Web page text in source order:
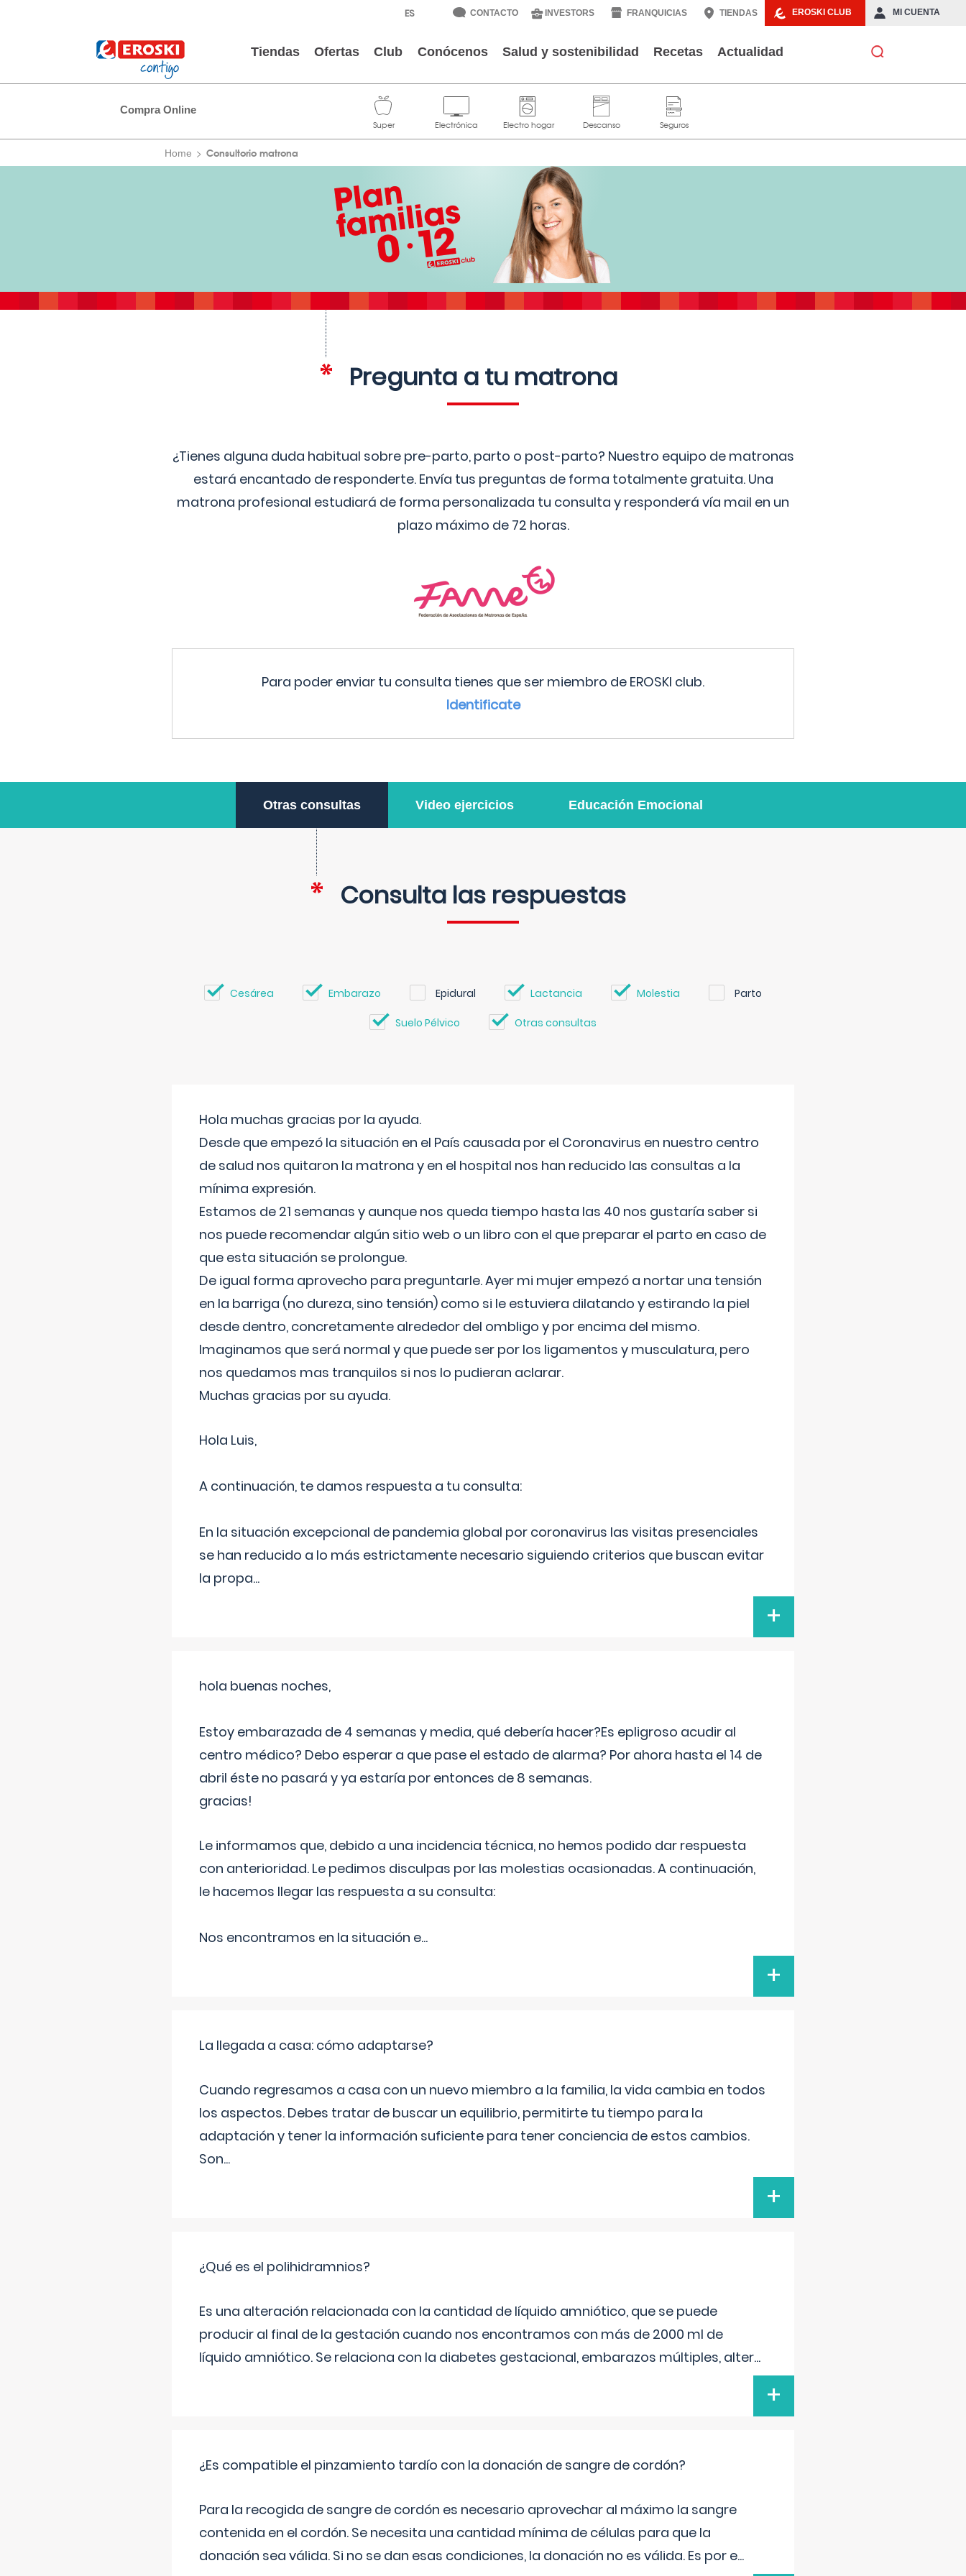
EROSKI CLUB MI CUENTA
CONTACTO INVESTORS FRANQUICIAS TIENDAS
Tiendas Ofertas Club Conócenos Salud y sostenibilidad Recetas Actualidad
Compra Online
Home Consultorio matrona
Pregunta a tu matrona
¿Tienes alguna duda habitual sobre pre-parto, parto o post-parto? Nuestro equipo de matronas
estará encantado de responderte. Envía tus preguntas de forma totalmente gratuita. Una
matrona profesional estudiará de forma personalizada tu consulta y responderá vía mail en un
plazo máximo de 72 horas.
Para poder enviar tu consulta tienes que ser miembro de EROSKI club.
Identificate
Otras consultas Video ejercicios Educación Emocional
Consulta las respuestas
Cesárea Embarazo Epidural Lactancia Molestia Parto
Suelo Pélvico Otras consultas
Hola muchas gracias por la ayuda.
Desde que empezó la situación en el País causada por el Coronavirus en nuestro centro
de salud nos quitaron la matrona y en el hospital nos han reducido las consultas a la
mínima expresión.
Estamos de 21 semanas y aunque nos queda tiempo hasta las 40 nos gustaría saber si
nos puede recomendar algún sitio web o un libro con el que preparar el parto en caso de
que esta situación se prolongue.
De igual forma aprovecho para preguntarle. Ayer mi mujer empezó a nortar una tensión
en la barriga (no dureza, sino tensión) como si le estuviera dilatando y estirando la piel
desde dentro, concretamente alrededor del ombligo y por encima del mismo.
Imaginamos que será normal y que puede ser por los ligamentos y musculatura, pero
nos quedamos mas tranquilos si nos lo pudieran aclarar.
Muchas gracias por su ayuda.
Hola Luis,
A continuación, te damos respuesta a tu consulta:
En la situación excepcional de pandemia global por coronavirus las visitas presenciales
se han reducido a lo más estrictamente necesario siguiendo criterios que buscan evitar
la propa...
+
hola buenas noches,
Estoy embarazada de 4 semanas y media, qué debería hacer?Es epligroso acudir al
centro médico? Debo esperar a que pase el estado de alarma? Por ahora hasta el 14 de
abril éste no pasará y ya estaría por entonces de 8 semanas.
gracias!
Le informamos que, debido a una incidencia técnica, no hemos podido dar respuesta
con anterioridad. Le pedimos disculpas por las molestias ocasionadas. A continuación,
le hacemos llegar las respuesta a su consulta:
Nos encontramos en la situación e...
+
La llegada a casa: cómo adaptarse?
Cuando regresamos a casa con un nuevo miembro a la familia, la vida cambia en todos
los aspectos. Debes tratar de buscar un equilibrio, permitirte tu tiempo para la
adaptación y tener la información suficiente para tener conciencia de estos cambios.
Son...
+
¿Qué es el polihidramnios?
Es una alteración relacionada con la cantidad de líquido amniótico, que se puede
producir al final de la gestación cuando nos encontramos con más de 2000 ml de
líquido amniótico. Se relaciona con la diabetes gestacional, embarazos múltiples, alter...
+
¿Es compatible el pinzamiento tardío con la donación de sangre de cordón?
Para la recogida de sangre de cordón es necesario aprovechar al máximo la sangre
contenida en el cordón. Se necesita una cantidad mínima de células para que la
donación sea válida. Si no se dan esas condiciones, la donación no es válida. Es por e...